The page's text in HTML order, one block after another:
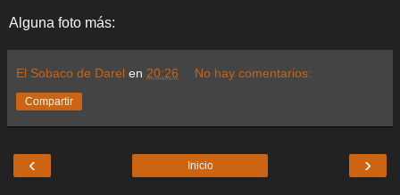
Alguna foto más:
El Sobaco de Darel en 20:26 No hay comentarios:
Compartir
‹ ›
Inicio